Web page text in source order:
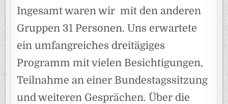
Ingesamt waren wir mit den anderen
Gruppen 31 Personen. Uns erwartete
ein umfangreiches dreitägiges
Programm mit vielen Besichtigungen,
Teilnahme an einer Bundestagssitzung
und weiteren Gesprächen. Über die